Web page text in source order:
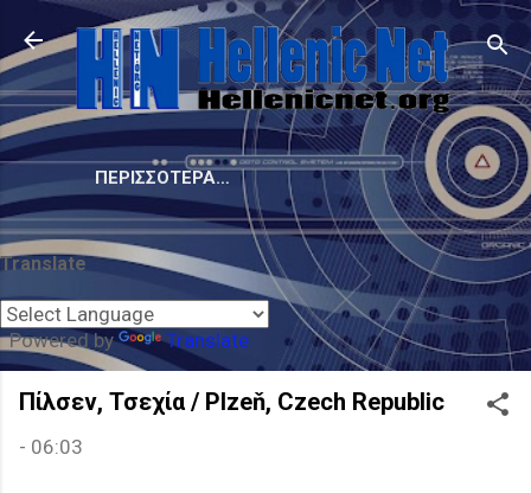
Μετάβαση στο κύριο περιεχόμενο
ΠΕΡΙΣΣΌΤΕΡΑ…
Translate
Powered by Translate
Πίλσεν, Τσεχία / Plzeň, Czech Republic
- 06:03